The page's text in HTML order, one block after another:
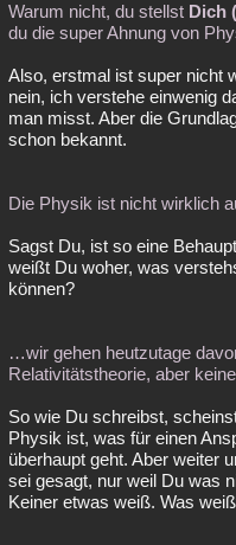
Warum nicht, du stellst Dich
du die super Ahnung von
Also, erstmal ist super nicht
nein, ich verstehe einwenig
man misst. Aber die
schon bekannt.
Die Physik ist nicht wirklich
Sagst Du, ist so eine
weißt Du woher, was
können?
…wir gehen heutzutage
Relativitätstheorie, aber
So wie Du schreibst,
Physik ist, was für einen
überhaupt geht. Aber weiter
sei gesagt, nur weil Du was
Keiner etwas weiß. Was